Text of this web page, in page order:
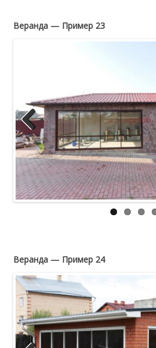
Веранда — Пример 23
Previous
Веранда — Пример 24